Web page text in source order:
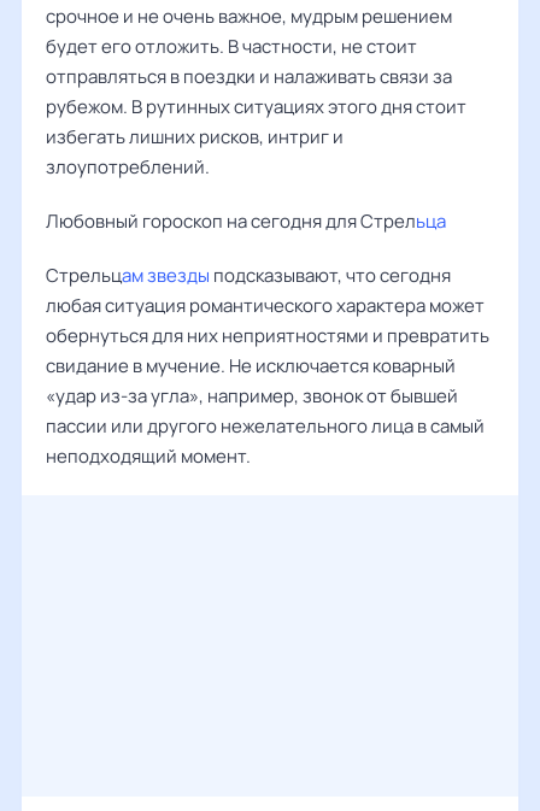
срочное и не очень важное, мудрым решением
будет его отложить. В частности, не стоит
отправляться в поездки и налаживать связи за
рубежом. В рутинных ситуациях этого дня стоит
избегать лишних рисков, интриг и
злоупотреблений.
Любовный гороскоп на сегодня для Стрельца
Стрельцам звезды подсказывают, что сегодня
любая ситуация романтического характера может
обернуться для них неприятностями и превратить
свидание в мучение. Не исключается коварный
«удар из-за угла», например, звонок от бывшей
пассии или другого нежелательного лица в самый
неподходящий момент.